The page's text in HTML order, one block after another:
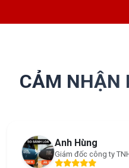
CẢM NHẬN
Anh Hùng
Giám đốc công ty